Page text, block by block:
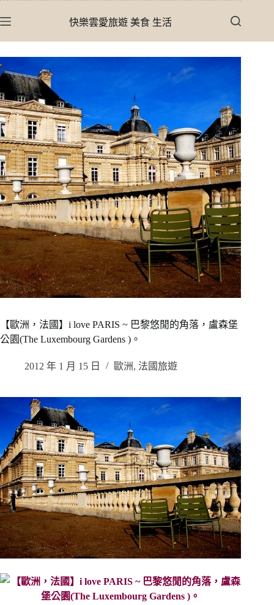
至
內
容
快樂雲愛旅遊 美食 生活
【歐洲，法國】i love PARIS ~ 巴黎悠閒的角落，盧森堡
公園(The Luxembourg Gardens )。
2012 年 1 月 15 日 歐洲, 法國旅遊